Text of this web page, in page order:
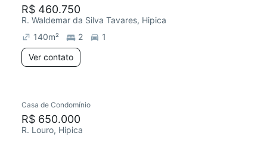
R$ 460.750
R. Waldemar da Silva Tavares, Hipica
140m² 2
1
Ver contato
Casa de Condomínio
R$ 650.000
R. Louro, Hipica